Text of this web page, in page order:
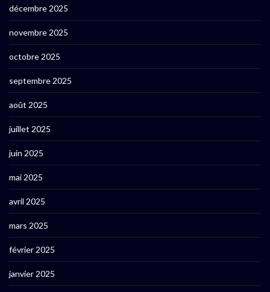
décembre 2025
novembre 2025
octobre 2025
septembre 2025
août 2025
juillet 2025
juin 2025
mai 2025
avril 2025
mars 2025
février 2025
janvier 2025